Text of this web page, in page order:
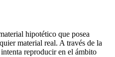
hipotético que posea
material real. A través de la
reproducir en el ámbito